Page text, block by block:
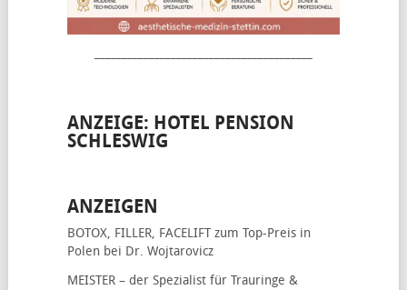
ANZEIGE: HOTEL PENSION
SCHLESWIG
ANZEIGEN
BOTOX, FILLER, FACELIFTzum Top-Preis in
Polen bei Dr. Wojtarovicz
MEISTER – der Spezialist für Trauringe &